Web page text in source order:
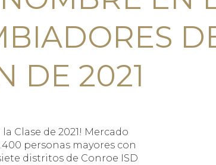
DE 2021
la Clase de 2021! Mercado
personas mayores con
distritos de Conroe ISD